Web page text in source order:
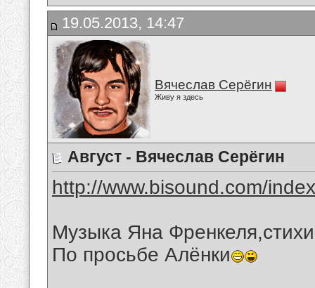
19.05.2013, 14:47
Вячеслав Серёгин
Живу я здесь
Август - Вячеслав Серёгин
http://www.bisound.com/
Музыка Яна
По просьбе Алёнки